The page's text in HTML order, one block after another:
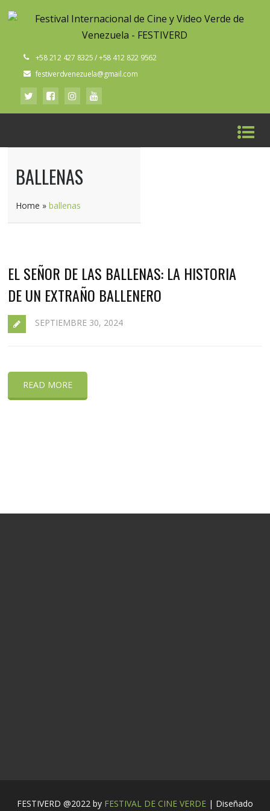
+58 212 427 8325 / +58 412 822 9562
festiverdvenezuela@gmail.com
BALLENAS
Home »ballenas
EL SEÑOR DE LAS BALLENAS: LA HISTORIA
DE UN EXTRAÑO BALLENERO
SEPTIEMBRE 30, 2024
READ MORE
FESTIVERD @2022 by FESTIVAL DE CINE VERDE| Diseñado